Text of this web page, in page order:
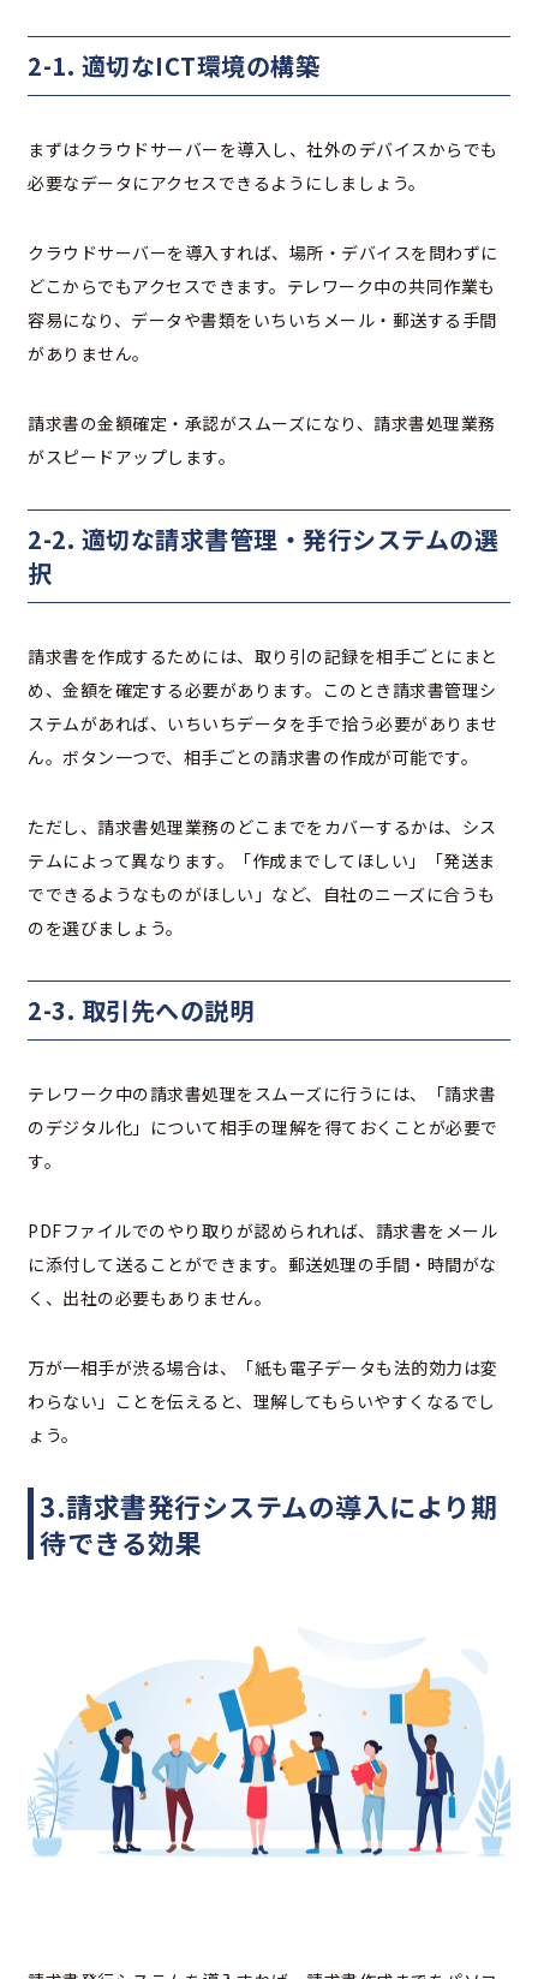
2-1. 適切なICT環境の構築
まずはクラウドサーバーを導入し、社外のデバイスからでも
必要なデータにアクセスできるようにしましょう。
クラウドサーバーを導入すれば、場所・デバイスを問わずに
どこからでもアクセスできます。テレワーク中の共同作業も
容易になり、データや書類をいちいちメール・郵送する手間
がありません。
請求書の金額確定・承認がスムーズになり、請求書処理業務
がスピードアップします。
2-2. 適切な請求書管理・発行システムの選
択
請求書を作成するためには、取り引の記録を相手ごとにまと
め、金額を確定する必要があります。このとき請求書管理シ
ステムがあれば、いちいちデータを手で拾う必要がありませ
ん。ボタン一つで、相手ごとの請求書の作成が可能です。
ただし、請求書処理業務のどこまでをカバーするかは、シス
テムによって異なります。「作成までしてほしい」「発送ま
でできるようなものがほしい」など、自社のニーズに合うも
のを選びましょう。
2-3. 取引先への説明
テレワーク中の請求書処理をスムーズに行うには、「請求書
のデジタル化」について相手の理解を得ておくことが必要で
す。
PDFファイルでのやり取りが認められれば、請求書をメール
に添付して送ることができます。郵送処理の手間・時間がな
く、出社の必要もありません。
万が一相手が渋る場合は、「紙も電子データも法的効力は変
わらない」ことを伝えると、理解してもらいやすくなるでし
ょう。
3.請求書発行システムの導入により期
待できる効果